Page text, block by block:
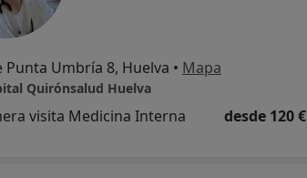
Punta Umbría 8, Huelva • Mapa
Quirónsalud Huelva
visita Medicina Interna desde 120 €